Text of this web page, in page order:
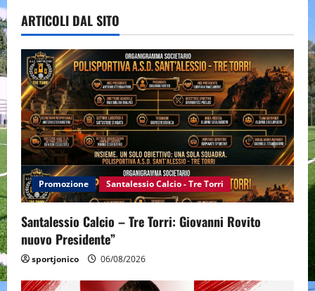
ARTICOLI DAL SITO
Promozione Santalessio Calcio - Tre Torri
Santalessio Calcio – Tre Torri: Giovanni Rovito
nuovo Presidente”
sportjonico 06/08/2026